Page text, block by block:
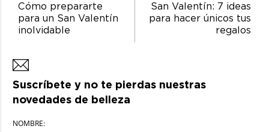
Cómo prepararte
para un San Valentín
inolvidable
San Valentín: 7 ideas
para hacer únicos tus
regalos
Suscríbete y no te pierdas nuestras
novedades de belleza
NOMBRE: